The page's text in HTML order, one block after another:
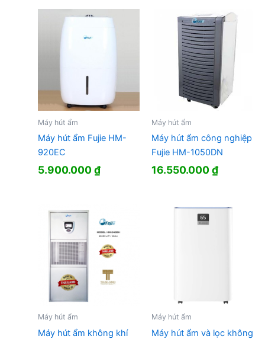
Máy hút ẩm
Máy hút ẩm Fujie HM-
920EC
5.900.000₫
Máy hút ẩm
Máy hút ẩm công nghiệp
Fujie HM-1050DN
16.550.000₫
Máy hút ẩm
Máy hút ẩm không khí
Máy hút ẩm
Máy hút ẩm và lọc không